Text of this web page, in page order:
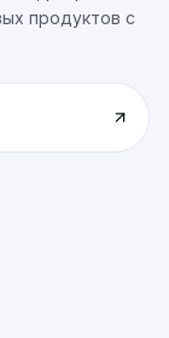
продуктов с